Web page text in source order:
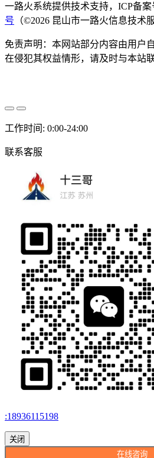
一路火系统提供技术支持，ICP备案
号 （©2026 昆山市一路火信息技术
免责声明：本网站部分内容由用户
在侵犯其权益情形，请及时与本站
工作时间: 0:00-24:00
联系客服
:18936115198
关闭
在线咨询